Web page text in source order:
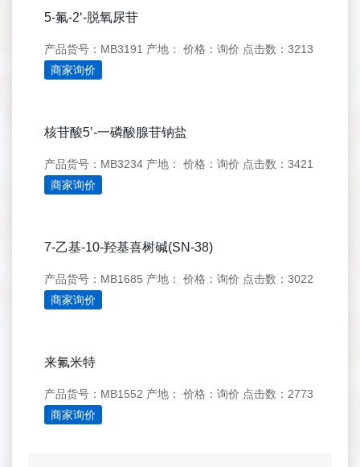
5-氟-2‘-脱氧尿苷
产品货号：MB3191 产地： 价格：询价 点击数：3213
商家询价
核苷酸5’-一磷酸腺苷钠盐
产品货号：MB3234 产地： 价格：询价 点击数：3421
商家询价
7-乙基-10-羟基喜树碱(SN-38)
产品货号：MB1685 产地： 价格：询价 点击数：3022
商家询价
来氟米特
产品货号：MB1552 产地： 价格：询价 点击数：2773
商家询价